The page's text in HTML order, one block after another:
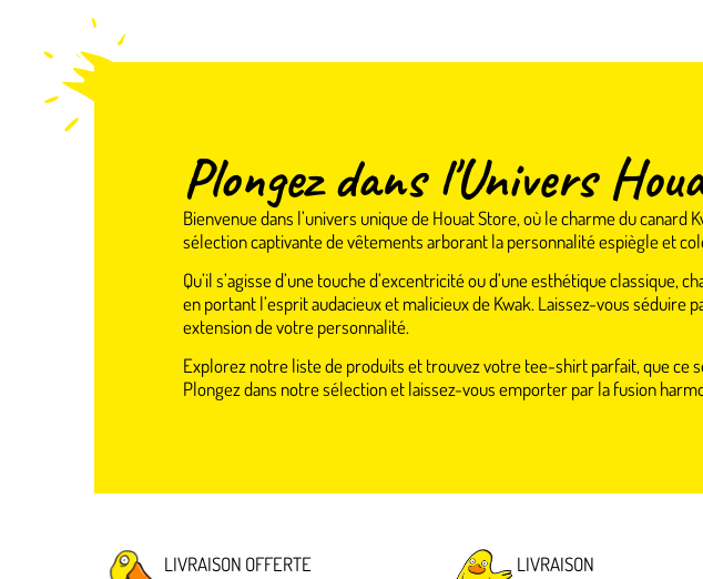
Plongez dans l'Univers
Bienvenue dans l’univers unique de Houat Store, où le charme du
sélection captivante de vêtements arborant la personnalité espiègle et
Qu’il s’agisse d’une touche d’excentricité ou d’une esthétique
en portant l’esprit audacieux et malicieux de Kwak. Laissez-vous
extension de votre personnalité.
Explorez notre liste de produits et trouvez votre tee-shirt parfait, que ce
Plongez dans notre sélection et laissez-vous emporter par la fusion
LIVRAISON OFFERTE
LIVRAISON